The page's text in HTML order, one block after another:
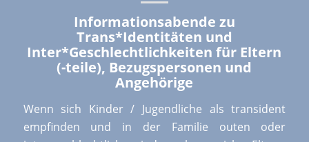
Informationsabende zu
Trans*Identitäten und
Inter*Geschlechtlichkeiten für Eltern
(-teile), Bezugspersonen und
Angehörige
Wenn sich Kinder / Jugendliche als transident
empfinden und in der Familie outen oder